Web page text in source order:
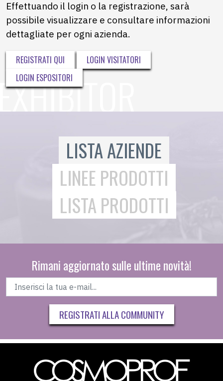
Effettuando il login o la registrazione, sarà
possibile visualizzare e consultare informazioni
dettagliate per ogni azienda.
REGISTRATI QUI
LOGIN VISITATORI
LOGIN ESPOSITORI
LISTA AZIENDE
LINEE PRODOTTI
LISTA PRODOTTI
Rimani aggiornato sulle ultime novità!
REGISTRATI ALLA COMMUNITY